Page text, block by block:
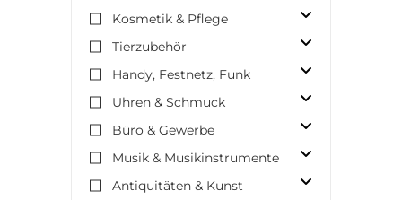
Kosmetik & Pflege
Tierzubehör
Handy, Festnetz, Funk
Uhren & Schmuck
Büro & Gewerbe
Musik & Musikinstrumente
Antiquitäten & Kunst